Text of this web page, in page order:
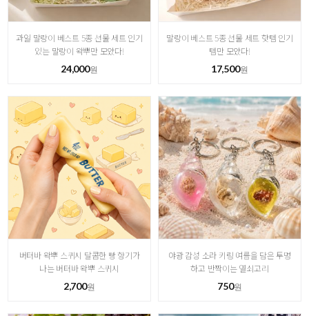
과일 말랑이 베스트 5종 선물 세트 인기
있는 말랑이 왁뿌만 모았다!
24,000원
말랑이 베스트 5종 선물 세트 핫템 인기
템만 모았다!
17,500원
버터바 왁뿌 스퀴시 달콤한 빵 향기가
나는 버터바 왁뿌 스퀴시
2,700원
야광 감성 소라 키링 여름을 담은 투명
하고 반짝이는 열쇠고리
750원